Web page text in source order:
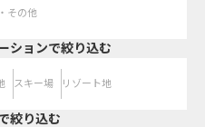
その他
ションで絞り込む
スキー場 リゾート地
絞り込む